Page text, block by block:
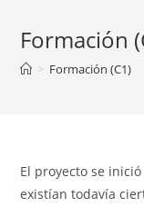
Formación
> Formación (C1)
El proyecto se
existían todavía